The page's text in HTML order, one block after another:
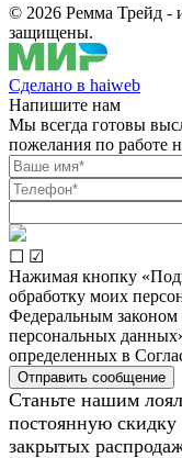
© 2026 Ремма Трейд -
защищены.
Сделано в haiweb
Напишите нам
Мы всегда готовы
пожелания по работе
☐ ☑
Нажимая кнопку
обработку моих
Федеральным
персональных
определенных в
Станьте нашим
постоянную скидку
закрытых